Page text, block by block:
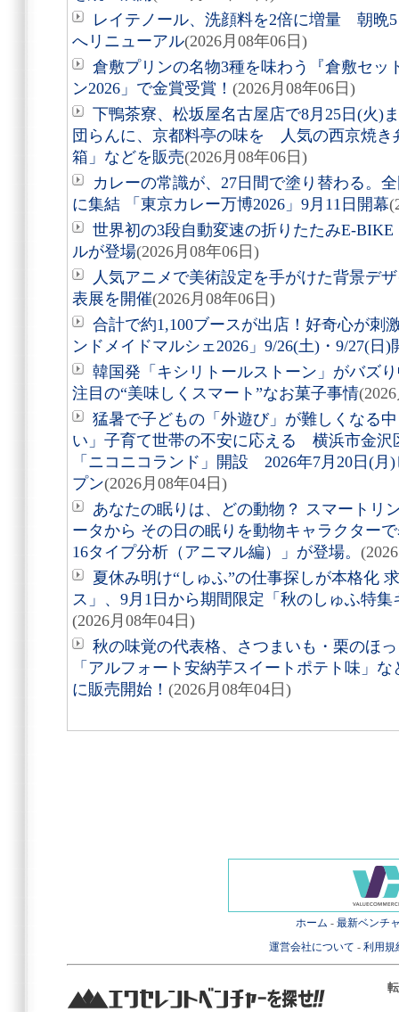
レイテノール、洗顔料を2倍に増量 朝晩
へリニューアル(2026月08年06日)
倉敷プリンの名物3種を味わう『倉敷セッ
ン2026」で金賞受賞！ (2026月08年06日)
下鴨茶寮、松坂屋名古屋店で8月25日(火)
団らんに、京都料亭の味を 人気の西京焼き
箱」などを販売(2026月08年06日)
カレーの常識が、27日間で塗り替わる。
に集結 「東京カレー万博2026」9月11日開幕
世界初の3段自動変速の折りたたみE-
ルが登場(2026月08年06日)
人気アニメで美術設定を手がけた背景デ
表展を開催(2026月08年06日)
合計で約1,100ブースが出店！好奇心が
ンドメイドマルシェ2026」9/26(土)・9/27(日)
韓国発「キシリトールストーン」がバズ
注目の“美味しくスマート”なお菓子事情
猛暑で子どもの「外遊び」が難しくなる
い」子育て世帯の不安に応える 横浜市金沢
「ニコニコランド」開設 2026年7月20日(
プン(2026月08年04日)
あなたの眠りは、どの動物？ スマートリ
ータから その日の眠りを動物キャラクター
16タイプ分析（アニマル編）」が登場。
夏休み明け“しゅふ”の仕事探しが本格化
ス」、9月1日から期間限定「秋のしゅふ特
(2026月08年04日)
秋の味覚の代表格、さつまいも・栗のほ
「アルフォート安納芋スイートポテト味」
に販売開始！ (2026月08年04日)
ホーム - 最新ベンチ
運営会社について - 利用規